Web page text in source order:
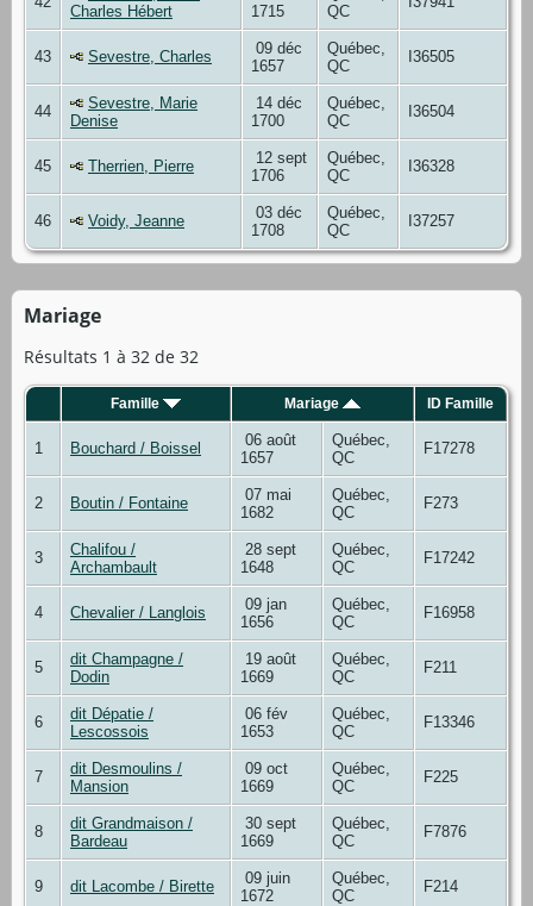
Charles Hébert
1715
QC
43 Sevestre, Charles
09 déc
1657
Québec,
QC
I36505
44
Sevestre, Marie
Denise
14 déc
1700
Québec,
QC
I36504
45 Therrien, Pierre
12 sept
1706
Québec,
QC
I36328
46 Voidy, Jeanne
03 déc
1708
Québec,
QC
I37257
Mariage
Résultats 1 à 32 de 32
Famille Mariage ID Famille
1 Bouchard / Boissel
06 août
1657
Québec,
QC
F17278
2 Boutin / Fontaine
07 mai
1682
Québec,
QC
F273
3
Chalifou /
Archambault
28 sept
1648
Québec,
QC
F17242
4 Chevalier / Langlois
09 jan
1656
Québec,
QC
F16958
5
dit Champagne /
Dodin
19 août
1669
Québec,
QC
F211
6
dit Dépatie /
Lescossois
06 fév
1653
Québec,
QC
F13346
7
dit Desmoulins /
Mansion
09 oct
1669
Québec,
QC
F225
8
dit Grandmaison /
Bardeau
30 sept
1669
Québec,
QC
F7876
9 dit Lacombe / Birette
09 juin
1672
Québec,
QC
F214